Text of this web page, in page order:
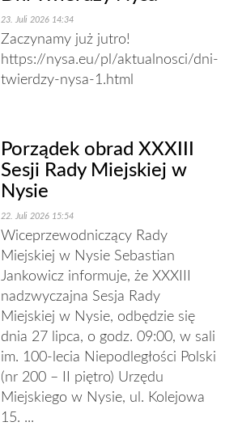
23. Juli 2026 14:34
Zaczynamy już jutro!
https://nysa.eu/pl/aktualnosci/dni-
twierdzy-nysa-1.html
Porządek obrad XXXIII
Sesji Rady Miejskiej w
Nysie
22. Juli 2026 15:54
Wiceprzewodniczący Rady
Miejskiej w Nysie Sebastian
Jankowicz informuje, że XXXIII
nadzwyczajna Sesja Rady
Miejskiej w Nysie, odbędzie się
dnia 27 lipca, o godz. 09:00, w sali
im. 100-lecia Niepodległości Polski
(nr 200 – II piętro) Urzędu
Miejskiego w Nysie, ul. Kolejowa
15. ...